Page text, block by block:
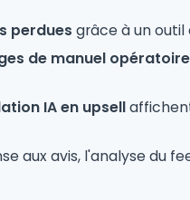
perdues grâce à un outil
de manuel opératoire
IA en upsell
aux avis, l'analyse du